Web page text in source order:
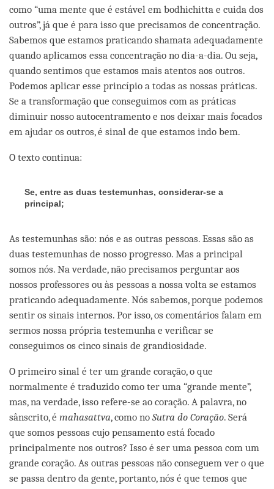
como “uma mente que é estável em bodhichitta e cuida dos
outros”, já que é para isso que precisamos de concentração.
Sabemos que estamos praticando shamata adequadamente
quando aplicamos essa concentração no dia-a-dia. Ou seja,
quando sentimos que estamos mais atentos aos outros.
Podemos aplicar esse princípio a todas as nossas práticas.
Se a transformação que conseguimos com as práticas
diminuir nosso autocentramento e nos deixar mais focados
em ajudar os outros, é sinal de que estamos indo bem.
O texto continua:
Se, entre as duas testemunhas, considerar-se a
principal;
As testemunhas são: nós e as outras pessoas. Essas são as
duas testemunhas de nosso progresso. Mas a principal
somos nós. Na verdade, não precisamos perguntar aos
nossos professores ou às pessoas a nossa volta se estamos
praticando adequadamente. Nós sabemos, porque podemos
sentir os sinais internos. Por isso, os comentários falam em
sermos nossa própria testemunha e verificar se
conseguimos os cinco sinais de grandiosidade.
O primeiro sinal é ter um grande coração, o que
normalmente é traduzido como ter uma “grande mente”,
mas, na verdade, isso refere-se ao coração. A palavra, no
sânscrito, é mahasattva, como no Sutra do Coração. Será
que somos pessoas cujo pensamento está focado
principalmente nos outros? Isso é ser uma pessoa com um
grande coração. As outras pessoas não conseguem ver o que
se passa dentro da gente, portanto, nós é que temos que